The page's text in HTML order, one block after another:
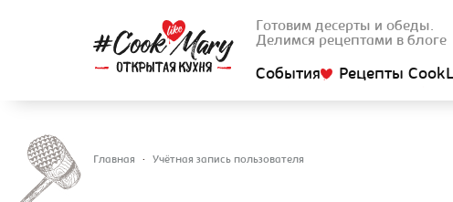
Готовим десерты и обеды.
Делимся рецептами в блоге
События Рецепты
Главная • Учётная запись пользователя